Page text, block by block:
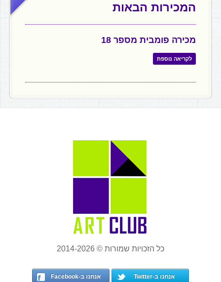
המכירות הבאות
מכירה פומבית מספר 18
לקריאה נוספת
כל הזכויות שמורות © 2014-2026
אנחנו ב-Twitter אנחנו ב-Facebook